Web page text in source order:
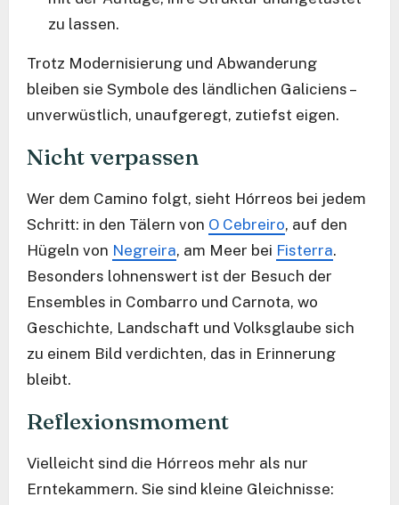
zu lassen.
Trotz Modernisierung und Abwanderung
bleiben sie Symbole des ländlichen Galiciens –
unverwüstlich, unaufgeregt, zutiefst eigen.
Nicht verpassen
Wer dem Camino folgt, sieht Hórreos bei jedem
Schritt: in den Tälern von O Cebreiro, auf den
Hügeln von Negreira, am Meer bei Fisterra.
Besonders lohnenswert ist der Besuch der
Ensembles in Combarro und Carnota, wo
Geschichte, Landschaft und Volksglaube sich
zu einem Bild verdichten, das in Erinnerung
bleibt.
Reflexionsmoment
Vielleicht sind die Hórreos mehr als nur
Erntekammern. Sie sind kleine Gleichnisse: